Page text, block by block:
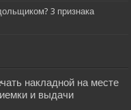
3 признака
накладной на месте
и выдачи